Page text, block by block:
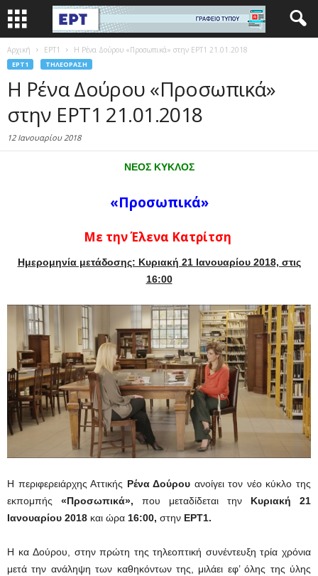
Αρχική EΡΤ1 Η Ρένα Δούρου «Προσωπικά» στην ΕΡΤ1 21.01.2018
EΡΤ1 ΤΗΛΕΌΡΑΣΗ
Η Ρένα Δούρου «Προσωπικά»
στην ΕΡΤ1 21.01.2018
12 Ιανουαρίου 2018
ΝΕΟΣ ΚΥΚΛΟΣ
«Προσωπικά»
Με την Έλενα Κατρίτση
Ημερομηνία μετάδοσης: Κυριακή 21 Ιανουαρίου 2018, στις
16:00
Η περιφερειάρχης Αττικής Ρένα Δούρου ανοίγει τον νέο κύκλο της
εκπομπής «Προσωπικά», που μεταδίδεται την Κυριακή 21
Ιανουαρίου 2018 και ώρα 16:00, στην ΕΡΤ1.
Η κα Δούρου, στην πρώτη της τηλεοπτική συνέντευξη τρία χρόνια
μετά την ανάληψη των καθηκόντων της, μιλάει εφ’ όλης της ύλης